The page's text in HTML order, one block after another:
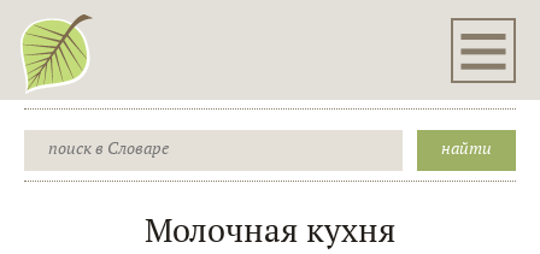
Молочная кухня